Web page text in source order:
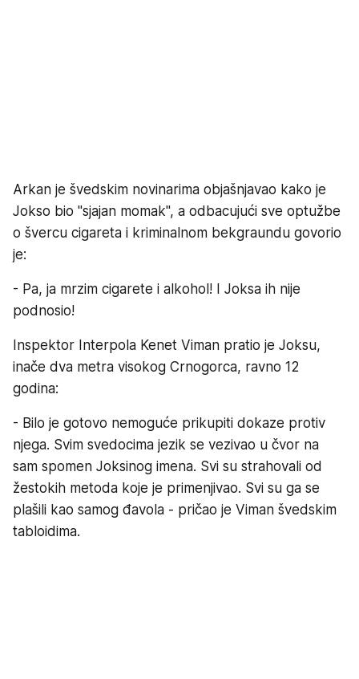
Arkan je švedskim novinarima objašnjavao kako je
Jokso bio "sjajan momak", a odbacujući sve optužbe
o švercu cigareta i kriminalnom bekgraundu govorio
je:
- Pa, ja mrzim cigarete i alkohol! I Joksa ih nije
podnosio!
Inspektor Interpola Kenet Viman pratio je Joksu,
inače dva metra visokog Crnogorca, ravno 12
godina:
- Bilo je gotovo nemoguće prikupiti dokaze protiv
njega. Svim svedocima jezik se vezivao u čvor na
sam spomen Joksinog imena. Svi su strahovali od
žestokih metoda koje je primenjivao. Svi su ga se
plašili kao samog đavola - pričao je Viman švedskim
tabloidima.